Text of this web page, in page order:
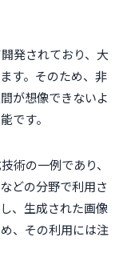
発されており、大
す。そのため、非
が想像できないよ
です。
術の一例であり、
どの分野で利用さ
、生成された画像
、その利用には注